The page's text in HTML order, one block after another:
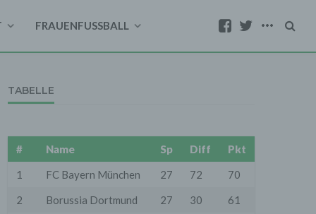
FRAUENFUSSBALL
TABELLE
# Name Sp Diff
Pkt
1
FC Bayern München 27 72
70
2
Borussia Dortmund 27 30
61